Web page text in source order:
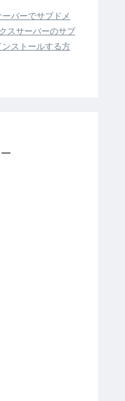
ーバーでサブドメ
スサーバーのサブ
ンストールする方